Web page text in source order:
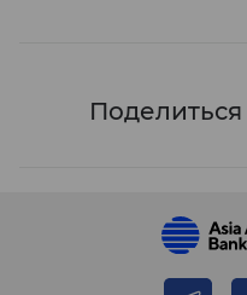
Поделиться